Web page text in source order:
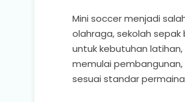
Mini soccer menjadi
olahraga, sekolah
untuk kebutuhan
memulai
sesuai standar